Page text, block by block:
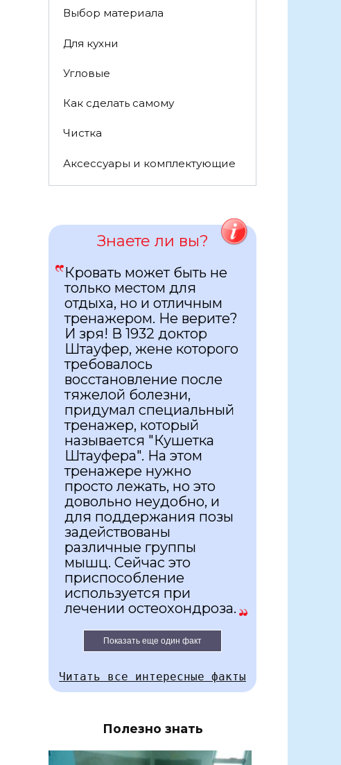
Выбор материала
Для кухни
Угловые
Как сделать самому
Чистка
Аксессуары и комплектующие
Знаете ли вы?
Кровать может быть не
только местом для
отдыха, но и отличным
тренажером. Не верите?
И зря! В 1932 доктор
Штауфер, жене которого
требовалось
восстановление после
тяжелой болезни,
придумал специальный
тренажер, который
называется "Кушетка
Штауфера". На этом
тренажере нужно
просто лежать, но это
довольно неудобно, и
для поддержания позы
задействованы
различные группы
мышц. Сейчас это
приспособление
используется при
лечении остеохондроза.
Показать еще один факт
Читать все интересные факты
Полезно знать